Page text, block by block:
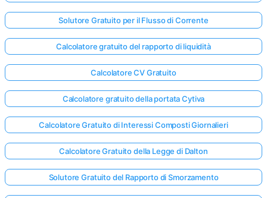
Solutore Gratuito per il Flusso di Corrente
Calcolatore gratuito del rapporto di liquidità
Calcolatore CV Gratuito
Calcolatore gratuito della portata Cytiva
Calcolatore Gratuito di Interessi Composti Giornalieri
Calcolatore Gratuito della Legge di Dalton
Solutore Gratuito del Rapporto di Smorzamento